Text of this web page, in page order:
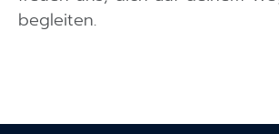
begleiten.